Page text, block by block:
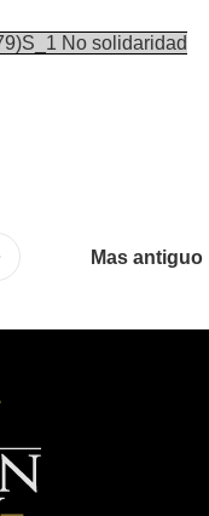
No solidaridad
Mas antiguo